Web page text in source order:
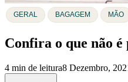
GERAL BAGAGEM MÃO
Confira o que não
4 min de leitura8 Dezembro,